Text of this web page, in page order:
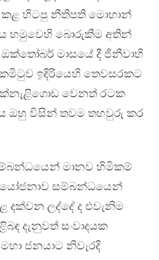
කළ හිටපු නීතිපති මොහාන්
හමුවෙහි බොරුකීම අතින්
මාසයේ දී ජිනීවාහි
ඉදිරියෙහි තෙවසරකට
එක්නැළිගොඩ වෙනත් රටක
ඔහු විසින් තවම තහවුරු කර
මානව හිමිකම්
සම්බන්ධයෙන්
දක්වන ලද්දේ ද එවැනිම
දැනුවත් සංවාදයක
ජනයාට නිවැරදි